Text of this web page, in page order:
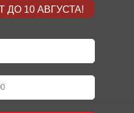
ДО 10 АВГУСТА!